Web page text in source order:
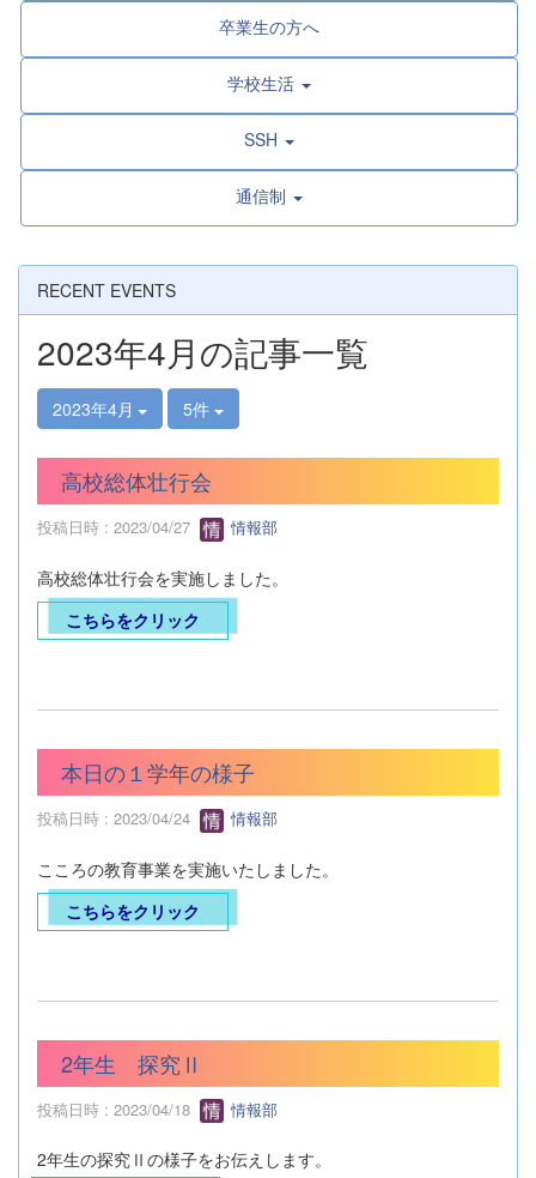
卒業生の方へ
学校生活
SSH
通信制
RECENT EVENTS
2023年4月の記事一覧
2023年4月 5件
高校総体壮行会
投稿日時 : 2023/04/27 情報部
高校総体壮行会を実施しました。
こちらをクリック
本日の１学年の様子
投稿日時 : 2023/04/24 情報部
こころの教育事業を実施いたしました。
こちらをクリック
2年生 探究Ⅱ
投稿日時 : 2023/04/18 情報部
2年生の探究Ⅱの様子をお伝えします。